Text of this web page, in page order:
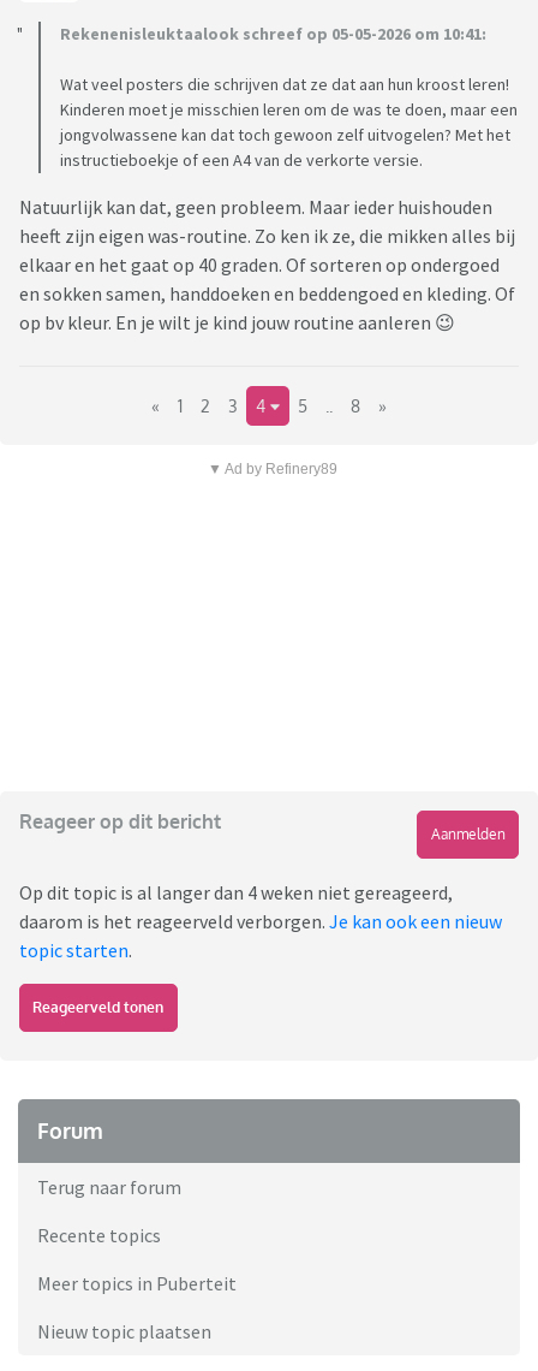
Rekenenisleuktaalook schreef op 05-05-2026 om 10:41:
Wat veel posters die schrijven dat ze dat aan hun kroost leren!
Kinderen moet je misschien leren om de was te doen, maar een
jongvolwassene kan dat toch gewoon zelf uitvogelen? Met het
instructieboekje of een A4 van de verkorte versie.
Natuurlijk kan dat, geen probleem. Maar ieder huishouden
heeft zijn eigen was-routine. Zo ken ik ze, die mikken alles bij
elkaar en het gaat op 40 graden. Of sorteren op ondergoed
en sokken samen, handdoeken en beddengoed en kleding. Of
op bv kleur. En je wilt je kind jouw routine aanleren 😉
« 1 2 3 4 5 8 »
▼ Ad by Refinery89
Reageer op dit bericht
Aanmelden
Op dit topic is al langer dan 4 weken niet gereageerd,
daarom is het reageerveld verborgen. Je kan ook een nieuw
topic starten.
Reageerveld tonen
Forum
Terug naar forum
Recente topics
Meer topics in Puberteit
Nieuw topic plaatsen